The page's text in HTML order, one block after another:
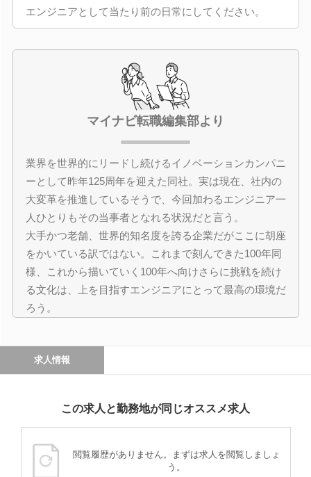
エンジニアとして当たり前の日常にしてください。
マイナビ転職編集部より
業界を世界的にリードし続けるイノベーションカンパニ
ーとして昨年125周年を迎えた同社。実は現在、社内の
大変革を推進しているそうで、今回加わるエンジニア一
人ひとりもその当事者となれる状況だと言う。
大手かつ老舗、世界的知名度を誇る企業だがここに胡座
をかいている訳ではない。これまで刻んできた100年同
様、これから描いていく100年へ向けさらに挑戦を続け
る文化は、上を目指すエンジニアにとって最高の環境だ
ろう。
求人情報
この求人と勤務地が同じオススメ求人
閲覧履歴がありません。まずは求人を閲覧しましょ
う。